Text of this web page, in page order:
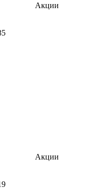
Акции
Акции